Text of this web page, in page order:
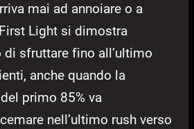
mai ad annoiare o a
Light si dimostra
di sfruttare fino all’ultimo
anche quando la
primo 85% va
nell’ultimo rush verso